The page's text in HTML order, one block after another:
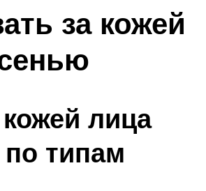
за кожей
лица
типам